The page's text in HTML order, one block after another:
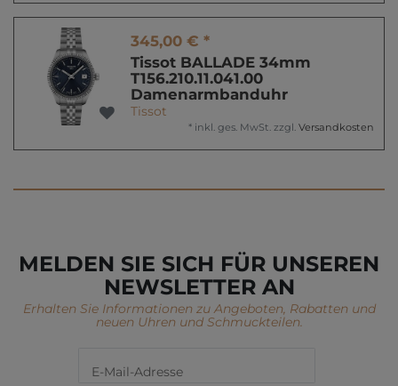
345,00 € *
Tissot BALLADE 34mm
T156.210.11.041.00
Damenarmbanduhr
Tissot
* inkl. ges. MwSt. zzgl. Versandkosten
MELDEN SIE SICH FÜR UNSEREN
NEWSLETTER AN
Erhalten Sie Informationen zu Angeboten, Rabatten und
neuen Uhren und Schmuckteilen.